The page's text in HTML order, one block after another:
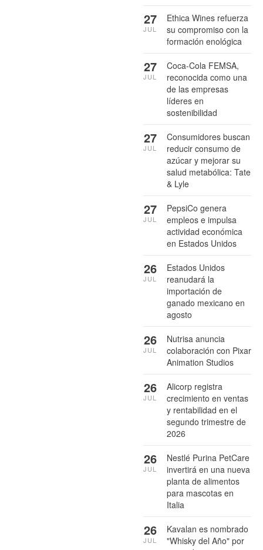
Ethica Wines refuerza
su compromiso con la
formación enológica
27
JUL
Coca-Cola FEMSA,
reconocida como una
de las empresas
líderes en
sostenibilidad
27
JUL
Consumidores buscan
reducir consumo de
azúcar y mejorar su
salud metabólica: Tate
& Lyle
27
JUL
PepsiCo genera
empleos e impulsa
actividad económica
en Estados Unidos
27
JUL
Estados Unidos
reanudará la
importación de
ganado mexicano en
agosto
26
JUL
Nutrisa anuncia
colaboración con Pixar
Animation Studios
26
JUL
Alicorp registra
crecimiento en ventas
y rentabilidad en el
segundo trimestre de
2026
26
JUL
Nestlé Purina PetCare
invertirá en una nueva
planta de alimentos
para mascotas en
Italia
26
JUL
Kavalan es nombrado
"Whisky del Año" por
26
JUL